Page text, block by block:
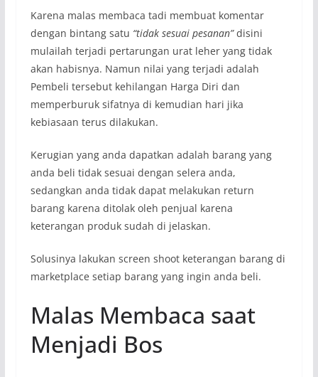
Karena malas membaca tadi membuat komentar
dengan bintang satu “tidak sesuai pesanan”disini
mulailah terjadi pertarungan urat leher yang tidak
akan habisnya. Namun nilai yang terjadi adalah
Pembeli tersebut kehilangan Harga Diri dan
memperburuk sifatnya di kemudian hari jika
kebiasaan terus dilakukan.
Kerugian yang anda dapatkan adalah barang yang
anda beli tidak sesuai dengan selera anda,
sedangkan anda tidak dapat melakukan return
barang karena ditolak oleh penjual karena
keterangan produk sudah di jelaskan.
Solusinya lakukan screen shoot keterangan barang di
marketplace setiap barang yang ingin anda beli.
Malas Membaca saat
Menjadi Bos